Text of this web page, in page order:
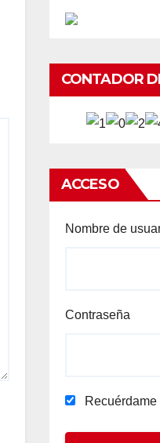
CONTADOR
ACCESO
Nombre de
Contraseña
Recuérdame